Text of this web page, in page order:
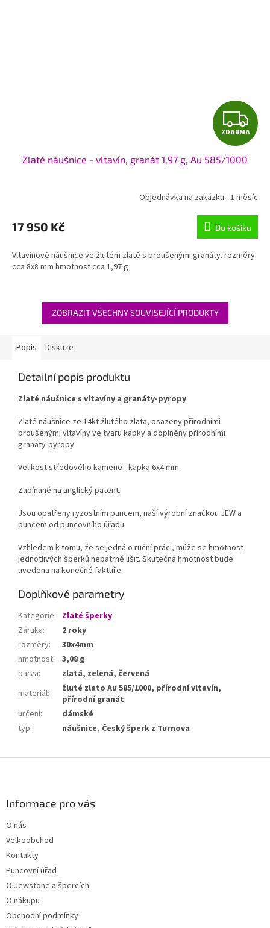
Z
D
R
M
A
ZDARMA
Zlaté náušnice - vltavín, granát 1,97 g, Au 585/1000
Objednávka na zakázku - 1 měsíc
17 950 Kč Do košíku
Vltavínové náušnice ve žlutém zlatě s broušenými granáty. rozměry
cca 8x8 mm hmotnost cca 1,97 g
ZOBRAZIT VŠECHNY SOUVISEJÍCÍ PRODUKTY
Popis Diskuze
Detailní popis produktu
Zlaté náušnice s vltavíny a granáty-pyropy
Zlaté náušnice ze 14kt žlutého zlata, osazeny přírodními
broušenými vltavíny ve tvaru kapky a doplněny přírodními
granáty-pyropy.
Velikost středového kamene - kapka 6x4 mm.
Zapínané na anglický patent.
Jsou opatřeny ryzostním puncem, naší výrobní značkou JEW a
puncem od puncovního úřadu.
Vzhledem k tomu, že se jedná o ruční práci, může se hmotnost
jednotlivých šperků nepatrně lišit. Skutečná hmotnost bude
uvedena na konečné faktuře.
Doplňkové parametry
Kategorie: Zlaté šperky
Záruka:
2 roky
rozměry:
30x4mm
hmotnost:
3,08 g
barva:
zlatá, zelená, červená
materiál:
žluté zlato Au 585/1000, přírodní vltavín,
přírodní granát
určení:
dámské
typ: náušnice, Český šperk z Turnova
Informace pro vás
O nás
Velkoobchod
Kontakty
Puncovní úřad
O Jewstone a špercích
O nákupu
Obchodní podmínky